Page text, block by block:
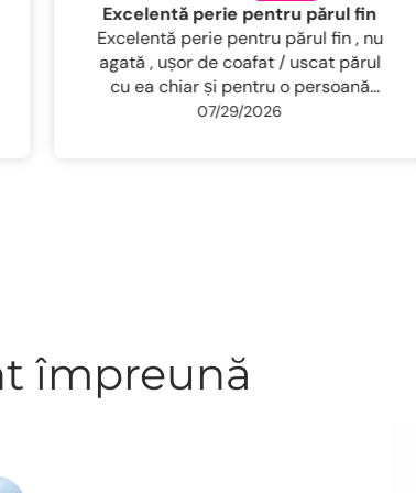
Protectie termica
Un produs foarte bun!Recomand cu
drag
07/28/2026
împreună